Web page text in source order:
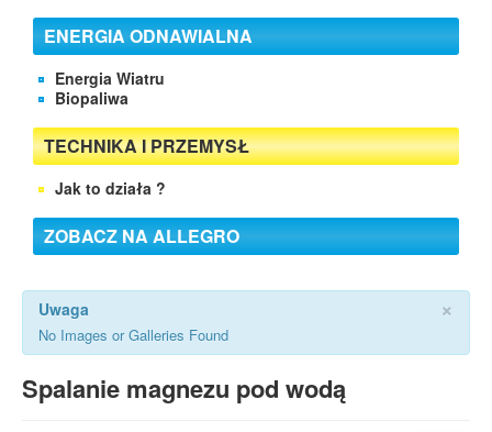
ENERGIA ODNAWIALNA
Energia Wiatru
Biopaliwa
TECHNIKA I PRZEMYSŁ
Jak to działa ?
ZOBACZ NA ALLEGRO
×
Uwaga
No Images or Galleries Found
Spalanie magnezu pod wodą